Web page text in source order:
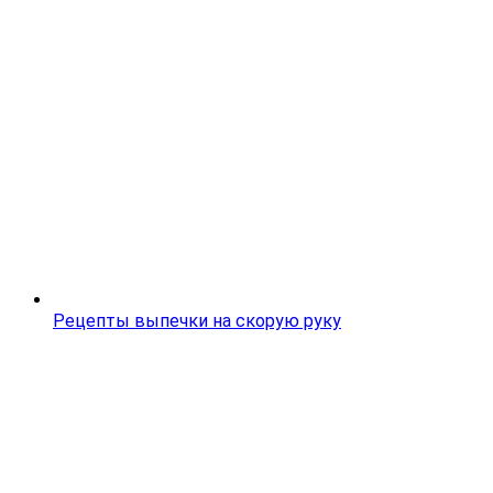
Рецепты выпечки на скорую руку